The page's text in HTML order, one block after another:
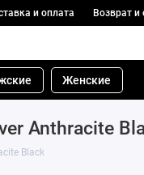
и оплата Возврат и
Женские
Anthracite
Black